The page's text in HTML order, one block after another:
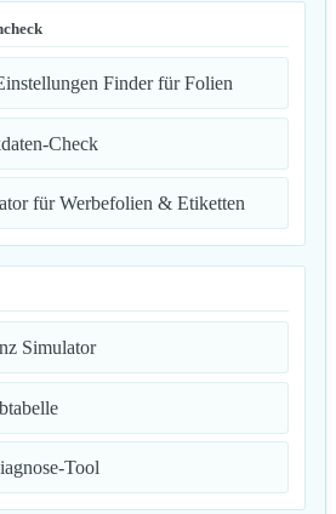
Finder für Folien
Check
für Werbefolien & Etiketten
Simulator
Tool